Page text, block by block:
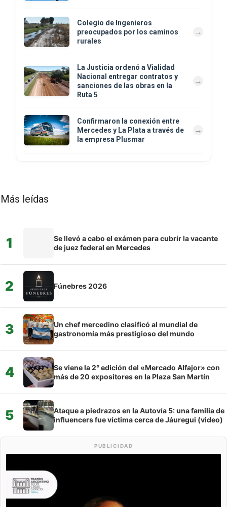
Colegio de Ingenieros
preocupados por los caminos
rurales
La Justicia ordenó a Vialidad
Nacional entregar contratos y
sanciones de las obras en la
Ruta 5
Confirmaron la conexión entre
Mercedes y La Plata a través de
la empresa Plusmar
Más leídas
1
Se llevó a cabo el exámen para cubrir la vacante
de juez federal en Mercedes
2 Fúnebres 2026
3
Un chef mercedino clasificó al mundial de
gastronomía más prestigioso del mundo
4
Se viene la 2° edición del «Mercado Alfajor» con
más de 20 expositores en la Plaza San Martín
5
Ataque a piedrazos en la Autovía 5: una familia de
influencers fue víctima cerca de Jáuregui (video)
PUBLICIDAD